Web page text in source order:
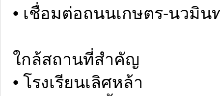
• เชื่อมต่อถนนเกษตร-นวมิน
ใกล้สถานที่สำคัญ
• โรงเรียนเลิศหล้า